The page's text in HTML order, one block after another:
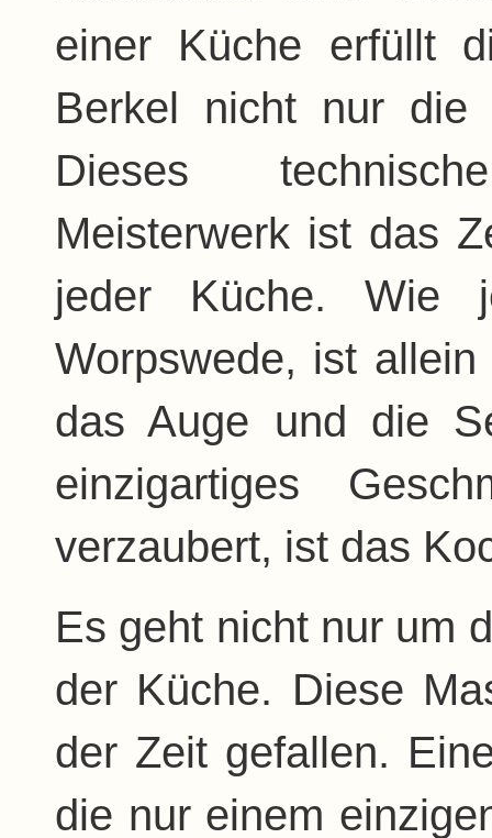
einer Küche erfüllt
Berkel nicht nur die
Dieses
Meisterwerk ist das
jeder Küche. Wie
Worpswede, ist
das Auge und die
einzigartiges
verzaubert, ist das
Es geht nicht nur um
der Küche. Diese
der Zeit gefallen.
die nur einem